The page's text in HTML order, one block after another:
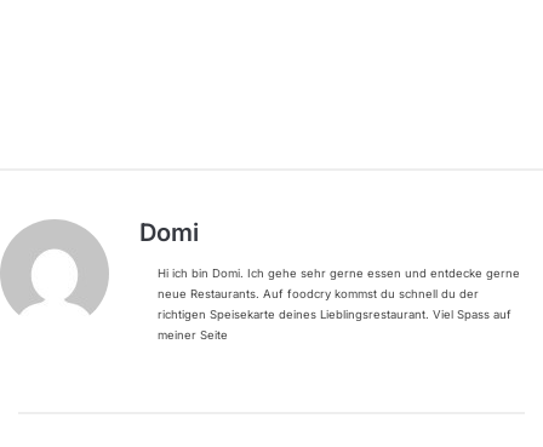
Domi
Hi ich bin Domi. Ich gehe sehr gerne essen und entdecke gerne
neue Restaurants. Auf foodcry kommst du schnell du der
richtigen Speisekarte deines Lieblingsrestaurant. Viel Spass auf
meiner Seite